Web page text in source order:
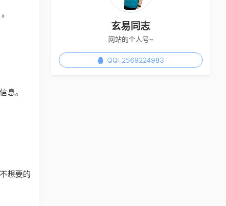
息。
想要的
玄易同志
网站的个人号~
QQ: 2569224983